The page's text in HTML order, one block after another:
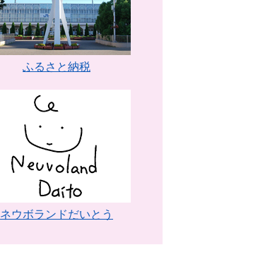
ふるさと納税
ネウボランドだいとう